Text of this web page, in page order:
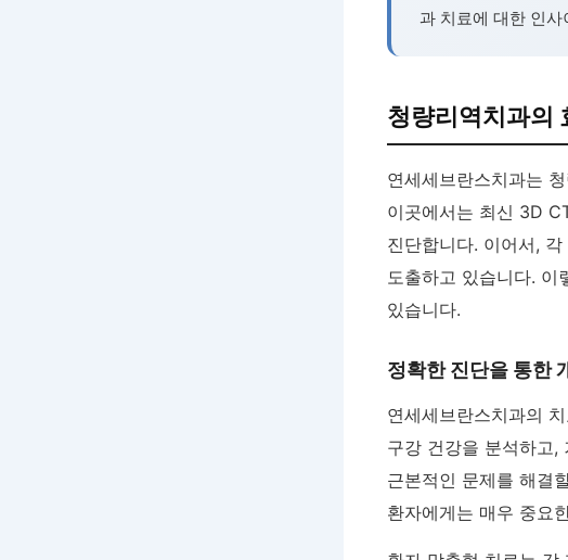
과 치료에 대한 인
청량리역치과의
연세세브란스치과는
이곳에서는 최신 3D
진단합니다. 이어서,
도출하고 있습니다. 이
있습니다.
정확한 진단을 통한
연세세브란스치과의
구강 건강을 분석하고,
근본적인 문제를 해결
환자에게는 매우 중요